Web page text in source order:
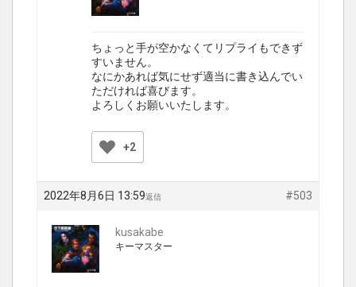
ちょっと手が空かなくてリプライもできず
すいません。
なにかあれば気にせず適当に書き込んでい
ただければ喜びます。
よろしくお願いいたします。
+2
2022年8月6日 13:59 #503
返信
kusakabe
キーマスター